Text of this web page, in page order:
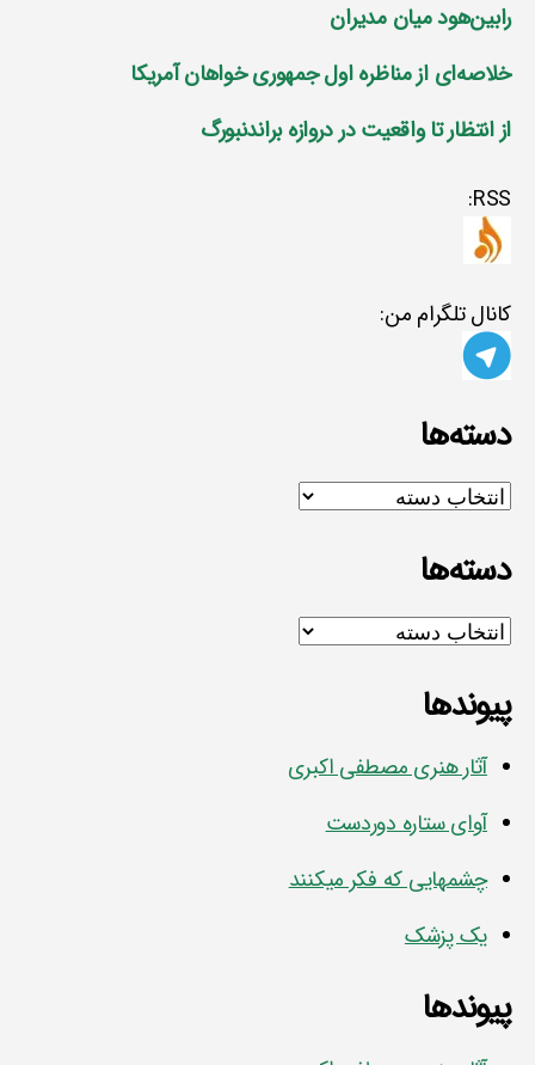
رابین‌هود میان مدیران
خلاصه‌ای از مناظره اول جمهوری خواهان آمریکا
از انتظار تا واقعیت در دروازه براندنبورگ
RSS:
کانال تلگرام من:
دسته‌ها
دسته‌ها
دسته‌ها
دسته‌ها
پیوندها
آثار هنری مصطفی اکبری
آوای ستاره دوردست
چشمهایی که فکر میکنند
یک پزشک
پیوندها